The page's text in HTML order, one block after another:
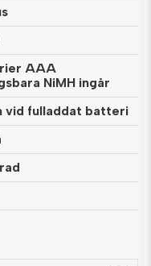
AAA
NiMH ingår
vid fulladdat batteri